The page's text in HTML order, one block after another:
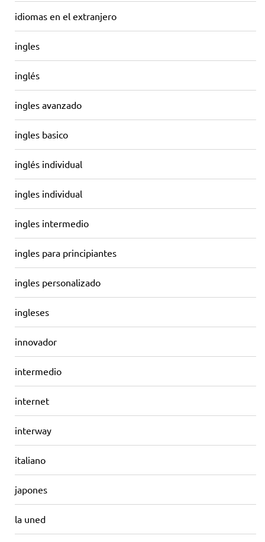
idiomas en el extranjero
ingles
inglés
ingles avanzado
ingles basico
inglés individual
ingles individual
ingles intermedio
ingles para principiantes
ingles personalizado
ingleses
innovador
intermedio
internet
interway
italiano
japones
la uned